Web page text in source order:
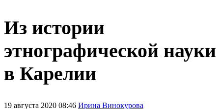
Из истории
этнографической науки
в Карелии
19 августа 2020 08:46 Ирина Винокурова